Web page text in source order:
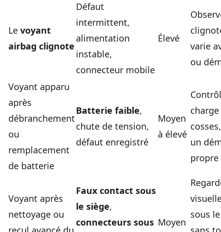
Le voyant
airbag clignote
Défaut
intermittent,
alimentation
instable,
connecteur mobile
Élevé
varie
ou
Voyant apparu
après
débranchement
ou
remplacement
de batterie
Batterie faible,
chute de tension,
défaut enregistré
Moyen
à élevé
un
propre
Voyant après
nettoyage ou
Faux contact sous
le siège,
connecteurs sous Moyen
sous